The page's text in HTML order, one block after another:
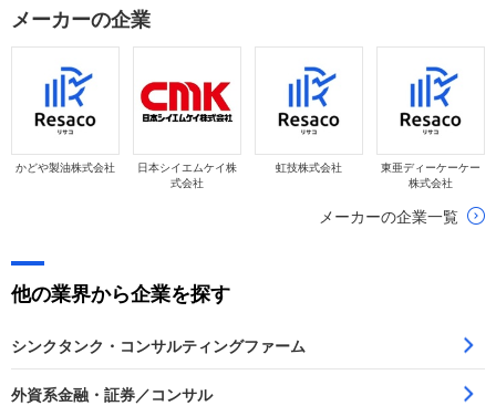
メーカーの企業
かどや製油株式会社
日本シイエムケイ株
式会社
虹技株式会社
東亜ディーケーケー
株式会社
メーカーの企業一覧
他の業界から企業を探す
シンクタンク・コンサルティングファーム
外資系金融・証券／コンサル